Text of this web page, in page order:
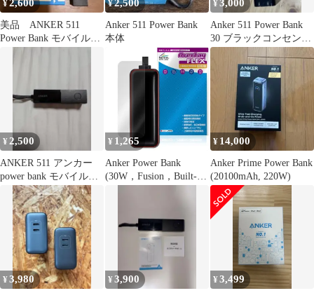
¥2,600
美品 ANKER 511
Power Bank モバイルバ
¥2,500
Anker 511 Power Bank
本体
¥3,000
Anker 511 Power Bank
30 ブラックコンセント
一体型
¥ 2,500
ANKER 511 アンカー
power bank モバイルバ
ッテリー
¥ 1,265
Anker Power Bank
(30W，Fusion，Built-In
OverLay FLEX 低反射
for アンカー 液晶保護
反射防止
¥ 14,000
Anker Prime Power Bank
(20100mAh, 220W)
¥3,980 ¥3,900 ¥3,499